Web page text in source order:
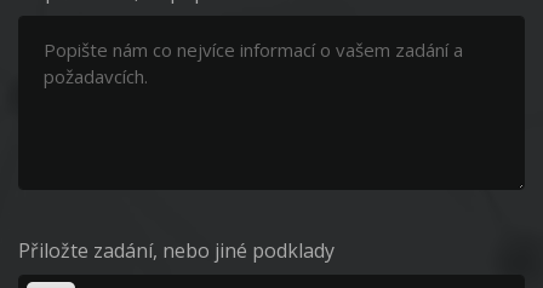
Přiložte zadání, nebo jiné podklady